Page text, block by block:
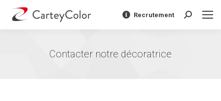
Recrutement
Recherche
:
Contacter notre décoratrice